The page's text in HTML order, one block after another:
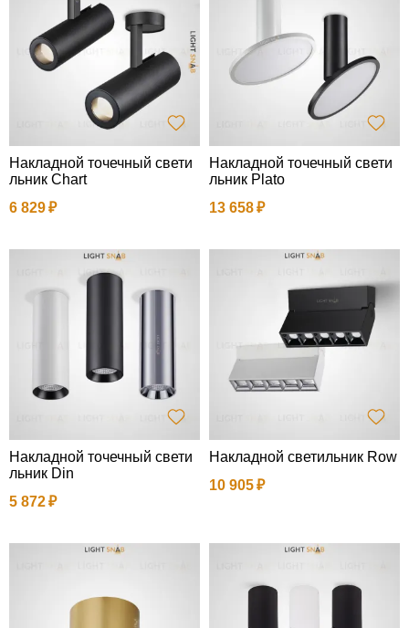
Накладной точечный свети
льник Chart
6 829
Накладной точечный свети
льник Plato
13 658
Накладной точечный свети
льник Din
5 872
Накладной светильник Row
10 905